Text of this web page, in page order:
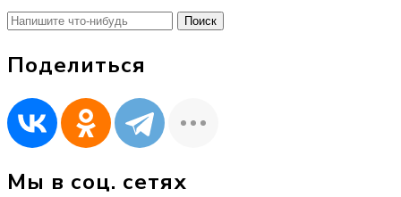
Найти:
Поделиться
Мы в соц. сетях